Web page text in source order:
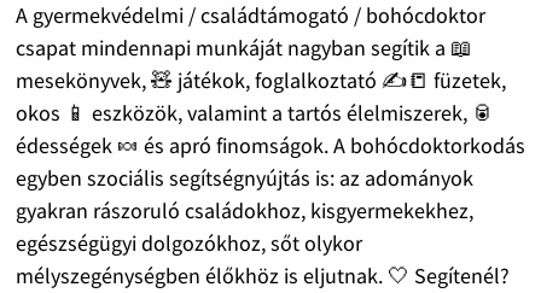
A gyermekvédelmi / családtámogató / bohócdoktor
csapat mindennapi munkáját nagyban segítik a 📖
mesekönyvek, 🧸 játékok, foglalkoztató ✍️📒 füzetek,
okos 📱 eszközök, valamint a tartós élelmiszerek, 🥫
édességek 🍬 és apró finomságok. A bohócdoktorkodás
egyben szociális segítségnyújtás is: az adományok
gyakran rászoruló családokhoz, kisgyermekekhez,
egészségügyi dolgozókhoz, sőt olykor
mélyszegénységben élőkhöz is eljutnak. 🤍 Segítenél?